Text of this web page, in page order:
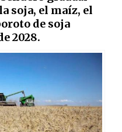
soja, el maíz, el
de soja
2028.